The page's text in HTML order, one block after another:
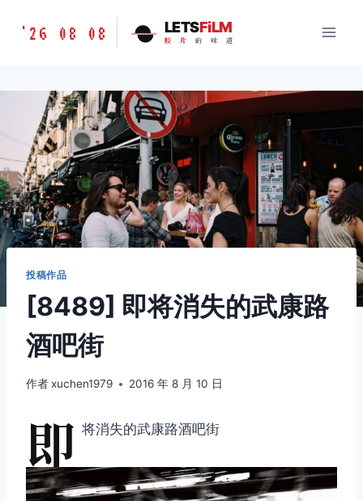
胶
味
LETSFILM
'26 08 08 LETSFiLM
胶 片 的 味 道
投稿作品
[8489] 即将消失的武康路
酒吧街
作者xuchen1979 2016 年 8 月 10 日
即 将消失的武康路酒吧街